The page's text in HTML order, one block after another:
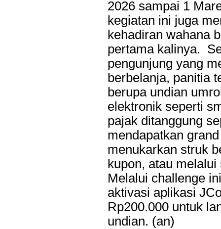
2026 sampai 1
kegiatan ini juga
kehadiran wahana
pertama kalinya.
pengunjung yang
berbelanja, panitia
berupa undian
elektronik seperti
pajak ditanggung
mendapatkan
menukarkan struk
kupon, atau
Melalui challenge
aktivasi aplikasi
Rp200.000 untuk
undian. (an)